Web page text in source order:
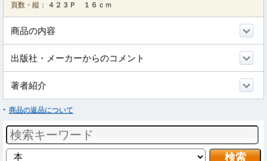
頁数・縦：
４２３Ｐ １６ｃｍ
商品の内容
出版社・メーカーからのコメント
著者紹介
商品の返品について